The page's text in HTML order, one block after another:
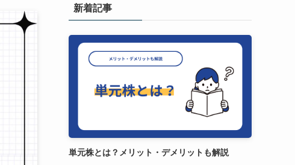
新着記事
単元株とは？メリット・デメリットも解説